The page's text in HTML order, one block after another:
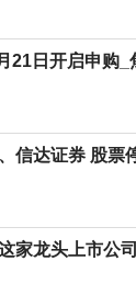
21日开启申购_
信达证券 股票
家龙头上市公